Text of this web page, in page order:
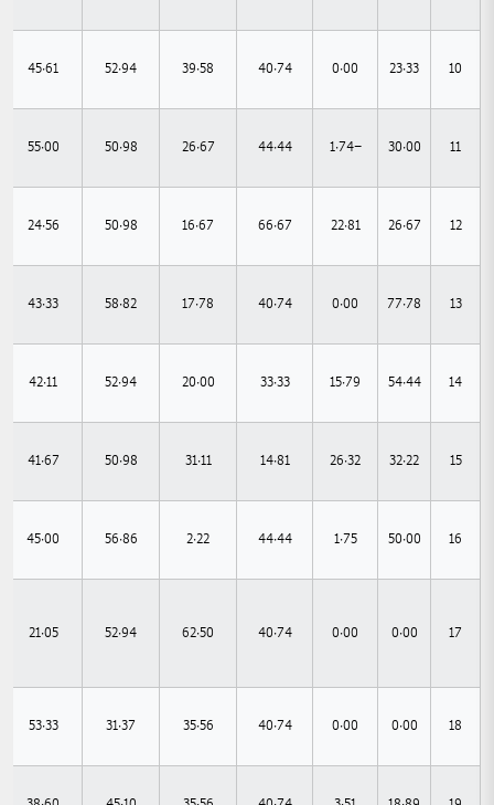
10
23.33
0.00
40.74
39.58
52.94
45.61
11
30.00
-1.74
44.44
26.67
50.98
55.00
12
26.67
22.81
66.67
16.67
50.98
24.56
13
77.78
0.00
40.74
17.78
58.82
43.33
14
54.44
15.79
33.33
20.00
52.94
42.11
15
32.22
26.32
14.81
31.11
50.98
41.67
16
50.00
1.75
44.44
2.22
56.86
45.00
17
0.00
0.00
40.74
62.50
52.94
21.05
18
0.00
0.00
40.74
35.56
31.37
53.33